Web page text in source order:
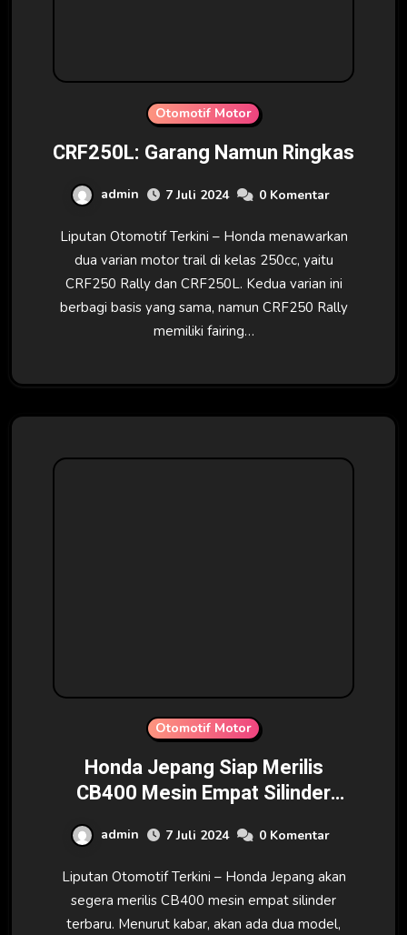
Otomotif Motor
CRF250L: Garang Namun Ringkas
admin 7 Juli 2024 0 Komentar
Liputan Otomotif Terkini – Honda menawarkan
dua varian motor trail di kelas 250cc, yaitu
CRF250 Rally dan CRF250L. Kedua varian ini
berbagi basis yang sama, namun CRF250 Rally
memiliki fairing…
Otomotif Motor
Honda Jepang Siap Merilis
CB400 Mesin Empat Silinder
admin 7 Juli 2024 0 Komentar
Liputan Otomotif Terkini – Honda Jepang akan
segera merilis CB400 mesin empat silinder
terbaru. Menurut kabar, akan ada dua model,